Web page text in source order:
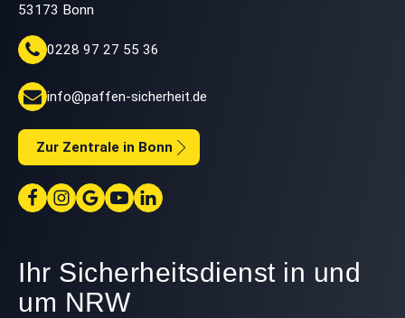
53173 Bonn
0228 97 27 55 36
info@paffen-sicherheit.de
Zur Zentrale in Bonn
Ihr Sicherheitsdienst in und
um NRW